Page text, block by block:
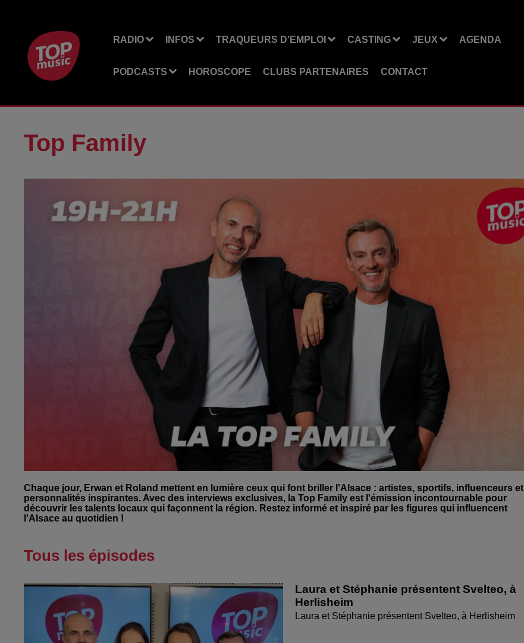
RADIO INFOS TRAQUEURS D'EMPLOI CASTING JEUX AGENDA
PODCASTS HOROSCOPE CLUBS PARTENAIRES CONTACT
Top Family
Chaque jour, Erwan et Roland mettent en lumière ceux qui font briller l'Alsace : artistes, sportifs, influenceurs et
personnalités inspirantes. Avec des interviews exclusives, la Top Family est l'émission incontournable pour
découvrir les talents locaux qui façonnent la région. Restez informé et inspiré par les figures qui influencent
l'Alsace au quotidien !
Tous les épisodes
Laura et Stéphanie présentent Svelteo, à
Herlisheim
Laura et Stéphanie présentent Svelteo, à Herlisheim